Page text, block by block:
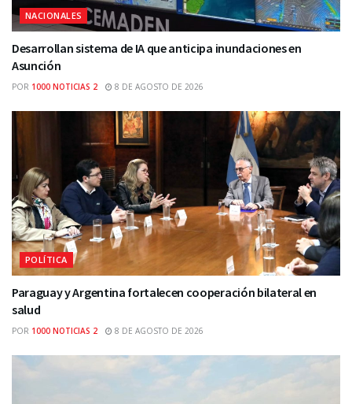
NACIONALES
Desarrollan sistema de IA que anticipa inundaciones en
Asunción
POR 1000 NOTICIAS 2 8 DE AGOSTO DE 2026
POLÍTICA
Paraguay y Argentina fortalecen cooperación bilateral en
salud
POR 1000 NOTICIAS 2 8 DE AGOSTO DE 2026